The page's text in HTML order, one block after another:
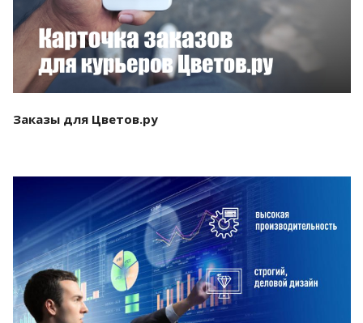
Заказы для Цветов.ру
Смотреть проект